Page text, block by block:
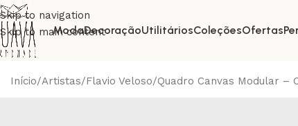
Skip to navigation
Skip to main content
ModaDecoraçãoUtilitáriosColeçõesOfertas
Início Artistas Flavio Veloso Quadro Canvas Modular –